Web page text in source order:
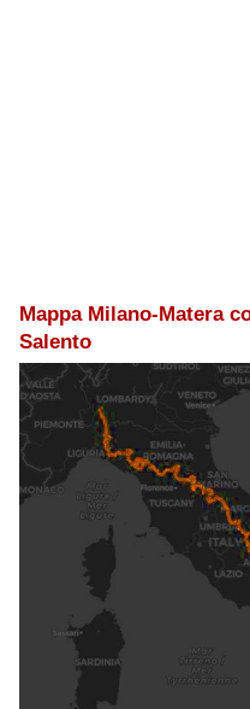
Mappa Milano-Matera
Salento